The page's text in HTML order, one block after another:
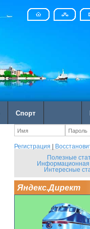
Спорт
Регистрация |
Полезные
Информационная
Интересные
Яндекс.Директ